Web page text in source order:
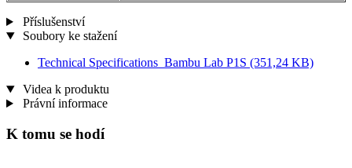
Příslušenství
Soubory ke stažení
Technical Specifications_Bambu Lab P1S (351,24 KB)
Videa k produktu
Právní informace
K tomu se hodí